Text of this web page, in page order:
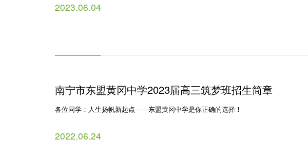
2023.06.04
南宁市东盟黄冈中学2023届高三筑梦班招生简章
各位同学：人生扬帆新起点——东盟黄冈中学是你正确的选择！
2022.06.24